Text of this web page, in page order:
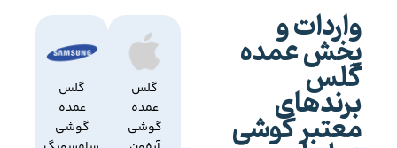
واردات و
پخش عمده
گلس
برندهای
معتبر گوشی
گلس
عمده
گوشی
گلس
عمده
گوشی